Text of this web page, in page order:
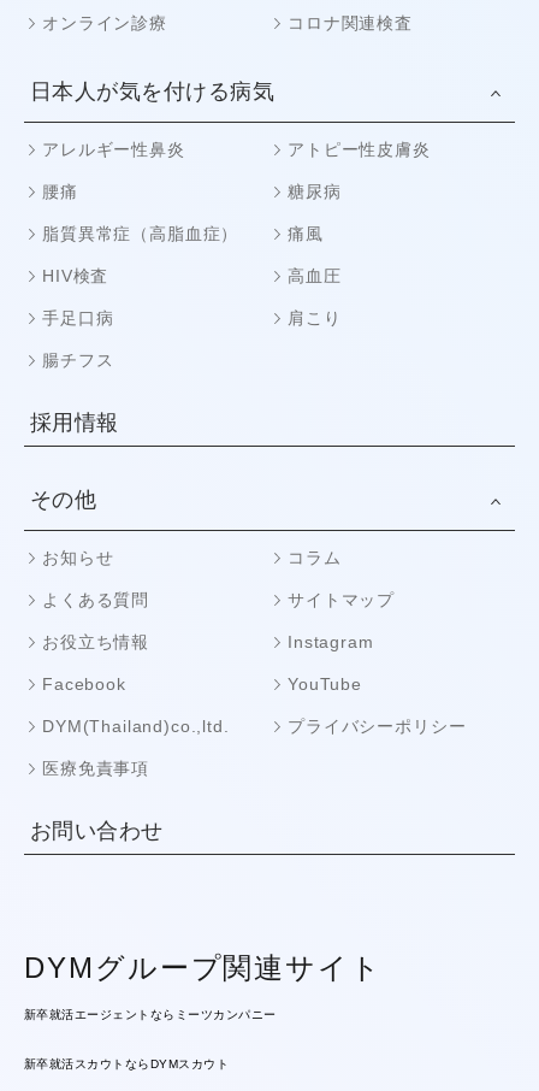
オンライン診療 コロナ関連検査
日本人が気を付ける病気
アレルギー性鼻炎 アトピー性皮膚炎
腰痛 糖尿病
脂質異常症（高脂血症） 痛風
HIV検査 高血圧
手足口病 肩こり
腸チフス
採用情報
その他
お知らせ コラム
よくある質問 サイトマップ
お役立ち情報 Instagram
Facebook YouTube
DYM(Thailand)co.,ltd. プライバシーポリシー
医療免責事項
お問い合わせ
DYMグループ関連サイト
新卒就活エージェントならミーツカンパニー
新卒就活スカウトならDYMスカウト